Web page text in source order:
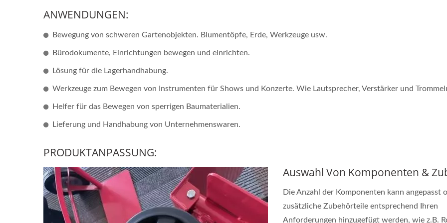
ANWENDUNGEN:
Bewegung von schweren Gartenobjekten. Blumentöpfe, Erde, Werkzeuge usw.
Bürodokumente, Einrichtungen bewegen und einrichten.
Lösung für die Lagerhandhabung.
Werkzeuge zum Bewegen von Instrumenten für Shows und Konzerte. Wie Lautsprecher, Verstärker und
Helfer für das Bewegen von sperrigen Baumaterialien.
Lieferung und Handhabung von Unternehmenswaren.
PRODUKTANPASSUNG:
Auswahl Von Komponenten &
Die Anzahl der Komponenten kann angepasst
zusätzliche Zubehörteile entsprechend Ihren
Anforderungen hinzugefügt werden, wie z.B.